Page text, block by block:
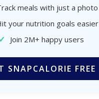
meals with just a photo
your nutrition goals easier
✓ Join 2M+ happy users
SNAPCALORIE FREE